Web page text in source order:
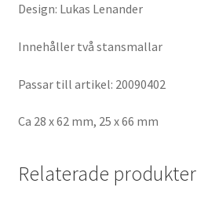
Design: Lukas Lenander
Innehåller två stansmallar
Passar till artikel: 20090402
Ca 28 x 62 mm, 25 x 66 mm
Relaterade produkter